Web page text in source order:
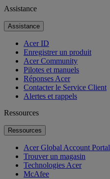
Assistance
Assistance
Acer ID
Enregistrer un produit
Acer Community
Pilotes et manuels
Réponses Acer
Contacter le Service Client
Alertes et rappels
Ressources
Ressources
Acer Global Account Portal
Trouver un magasin
Technologies Acer
McAfee